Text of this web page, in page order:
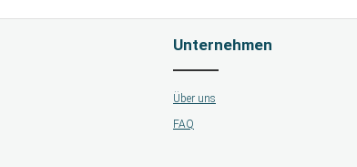
Unternehmen
Über uns
FAQ